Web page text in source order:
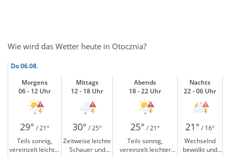
Wie wird das Wetter heute in Otocznia?
Do06.08.
Morgens
06 - 12 Uhr
Mittags
12 - 18 Uhr
Abends
18 - 22 Uhr
Nachts
22 - 06 Uhr
29° / 21° 30° / 25° 25° / 21° 21° / 16°
Teils sonnig,
vereinzelt leichter
Zeitweise leichte
Schauer und
Teils sonnig,
vereinzelt leichter
Wechselnd
bewölkt und